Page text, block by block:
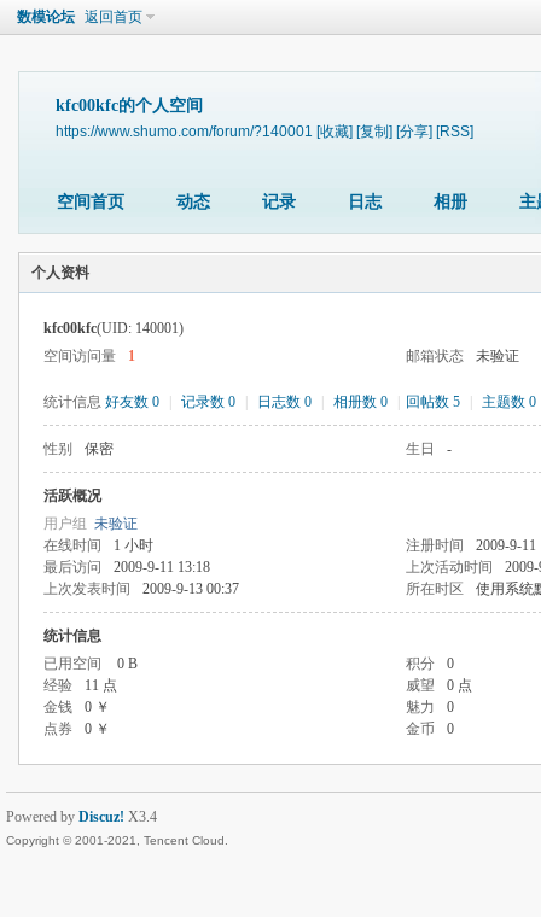
数模论坛 返回首页
kfc00kfc的个人空间
https://www.shumo.com/forum/?140001 [收藏] [复制] [分享] [RSS]
空间首页 动态 记录 日志 相册 主
个人资料
kfc00kfc(UID: 140001)
空间访问量
1 邮箱状态 未验证
统计信息 好友数 0 记录数 0 日志数 0 相册数 0 回帖数 5 主题数 0
性别 保密 生日 -
活跃概况
用户组 未验证
在线时间
1 小时 注册时间
2009-9-11
最后访问
2009-9-11 13:18 上次活动时间
上次发表时间
2009-9-13 00:37 所在时区 使用系统
统计信息
已用空间
0 B 积分
0
经验
11 点 威望
0 点
金钱
0 ￥ 魅力
0
点券
0 ￥ 金币 0
Powered by Discuz! X3.4
Copyright © 2001-2021, Tencent Cloud.